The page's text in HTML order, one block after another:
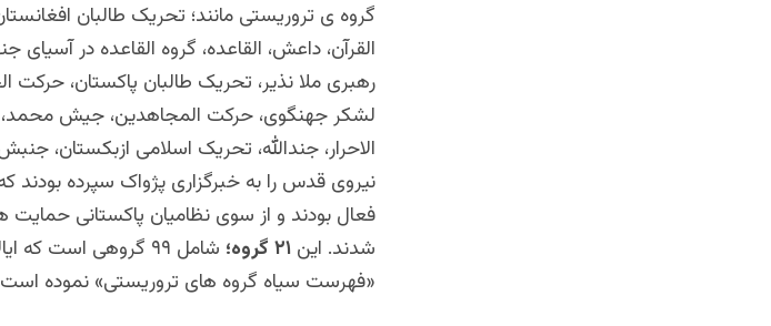
گروه ی تروریستی مانند؛ تحریک طالبان
القرآن، داعش، القاعده، گروه القاعده در
رهبری ملا نذیر، تحریک طالبان پاکستان، حرکت
لشکر جهنگوی، حرکت المجاهدین، جیش محمد،
الاحرار، جندالله، تحریک اسلامی ازبکستان،
نیروی قدس را به خبرگزاری پژواک سپرده بودند
فعال بودند و از سوی نظامیان پاکستانی
شدند. اين ٢١ گروه؛
شامل ٩٩ گروهى است
«فهرست سیاه گروه هاى تروریستی» نموده